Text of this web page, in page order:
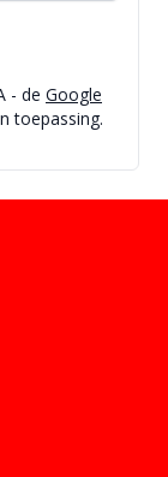
- de Google
toepassing.